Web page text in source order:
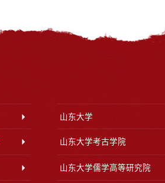
山东大学
山东大学考古学院
山东大学儒学高等研究院